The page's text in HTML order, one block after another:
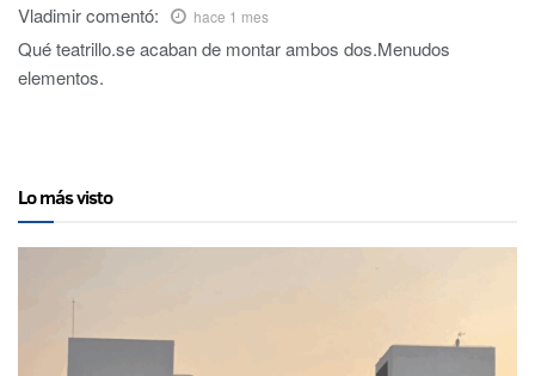
Vladimircomentó: hace 1 mes
Qué teatrillo.se acaban de montar ambos dos.Menudos
elementos.
Lo más visto